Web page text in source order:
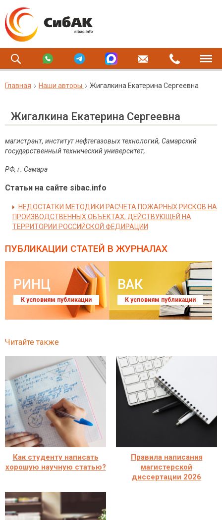
Главная Наши авторы Жигалкина Екатерина Сергеевна
Жигалкина Екатерина Сергеевна
магистрант, институт нефтегазовых технологий, Самарский
государственный технический университет,
РФ, г. Самара
Статьи на сайте sibac.info
НЕДОСТАТКИ МЕТОДИКИ РАСЧЕТА ПОЖАРНЫХ РИСКОВ НА
ПРОИЗВОДСТВЕННЫХ ОБЪЕКТАХ, ДЕЙСТВУЮЩЕЙ НА
ТЕРРИТОРИИ РОССИЙСКОЙ ФЕДИРАЦИИ
ПУБЛИКАЦИИ СТАТЕЙ В ЖУРНАЛАХ
РИНЦ
К условиям публикации
ВАК
К условиям публикации
Читайте также
Как студенту написать
хорошую научную статью?
Правила написания
магистерской
диссертации 2026